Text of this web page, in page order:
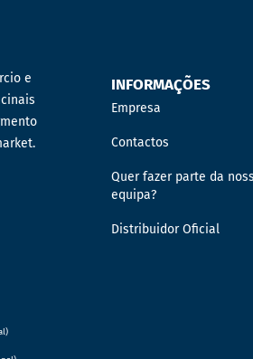
e
INFORMAÇÕES
Empresa
Contactos
Quer fazer parte da
equipa?
Distribuidor Oficial